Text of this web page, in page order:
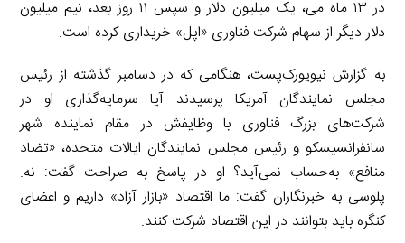
در ۱۳ ماه می، یک میلیون دلار و سپس ۱۱ روز بعد، نیم میلیون
دلار دیگر از سهام شرکت فناوری «اپل» خریداری کرده است.
به گزارش نیویورک‌پست، هنگامی که در دسامبر گذشته از رئیس
مجلس نمایندگان آمریکا پرسیدند آیا سرمایه‌گذاری او در
شرکت‌های بزرگ فناوری با وظایفش در مقام نماینده شهر
سانفرانسیسکو و رئیس مجلس نمایندگان ایالات متحده، «تضاد
منافع» به‌حساب نمی‌آید؟ او در پاسخ به صراحت گفت: نه.
پلوسی به خبرنگاران گفت: ما اقتصاد «بازار آزاد» داریم و اعضای
کنگره باید بتوانند در این اقتصاد شرکت کنند.